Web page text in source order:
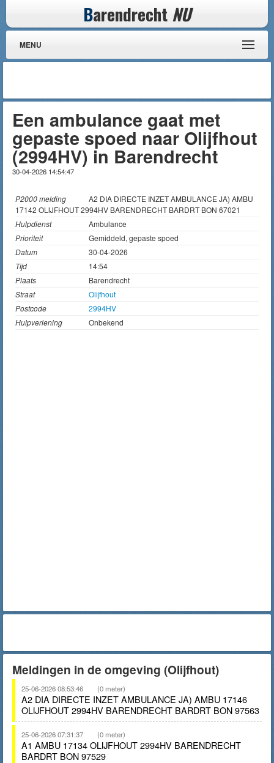
Barendrecht NU
MENU
Een ambulance gaat met
gepaste spoed naar Olijfhout
(2994HV) in Barendrecht
30-04-2026 14:54:47
P2000 melding
A2 DIA DIRECTE INZET AMBULANCE JA) AMBU
17142 OLIJFHOUT 2994HV BARENDRECHT BARDRT BON 67021
Hulpdienst
Ambulance
Prioriteit
Gemiddeld, gepaste spoed
Datum
30-04-2026
Tijd
14:54
Plaats
Barendrecht
Straat
Olijfhout
Postcode
2994HV
Hulpverlening
Onbekend
Meldingen in de omgeving (Olijfhout)
25-06-2026 08:53:46 (0 meter)
A2 DIA DIRECTE INZET AMBULANCE JA) AMBU 17146
OLIJFHOUT 2994HV BARENDRECHT BARDRT BON 97563
25-06-2026 07:31:37 (0 meter)
A1 AMBU 17134 OLIJFHOUT 2994HV BARENDRECHT
BARDRT BON 97529